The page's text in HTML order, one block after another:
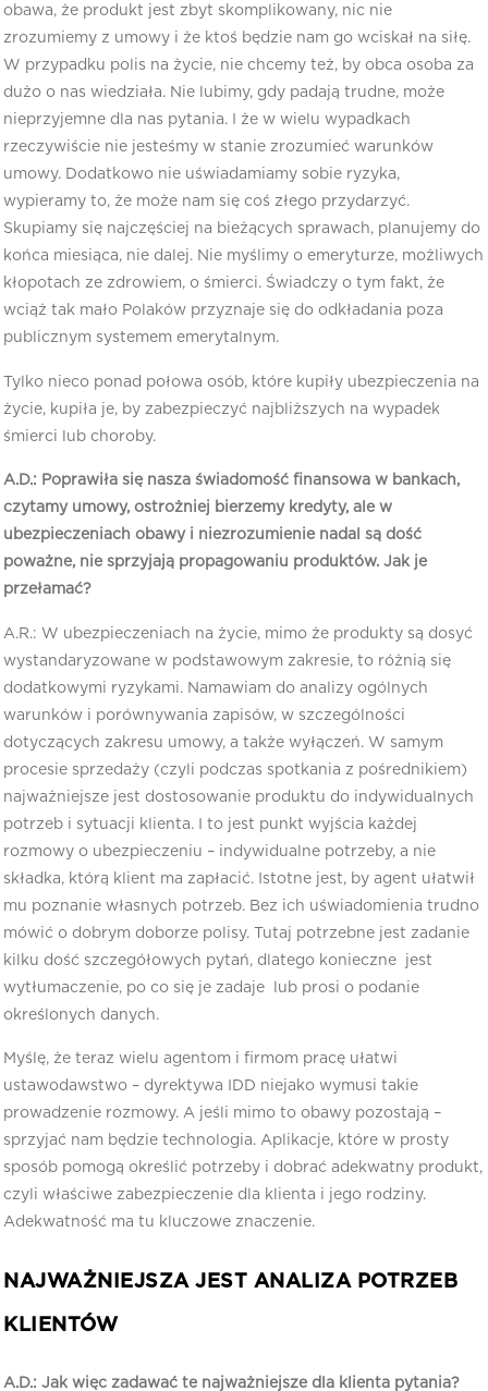
obawa, że produkt jest zbyt skomplikowany, nic nie
zrozumiemy z umowy i że ktoś będzie nam go wciskał na siłę.
W przypadku polis na życie, nie chcemy też, by obca osoba za
dużo o nas wiedziała. Nie lubimy, gdy padają trudne, może
nieprzyjemne dla nas pytania. I że w wielu wypadkach
rzeczywiście nie jesteśmy w stanie zrozumieć warunków
umowy. Dodatkowo nie uświadamiamy sobie ryzyka,
wypieramy to, że może nam się coś złego przydarzyć.
Skupiamy się najczęściej na bieżących sprawach, planujemy do
końca miesiąca, nie dalej. Nie myślimy o emeryturze, możliwych
kłopotach ze zdrowiem, o śmierci. Świadczy o tym fakt, że
wciąż tak mało Polaków przyznaje się do odkładania poza
publicznym systemem emerytalnym.
Tylko nieco ponad połowa osób, które kupiły ubezpieczenia na
życie, kupiła je, by zabezpieczyć najbliższych na wypadek
śmierci lub choroby.
A.D.: Poprawiła się nasza świadomość finansowa w bankach,
czytamy umowy, ostrożniej bierzemy kredyty, ale w
ubezpieczeniach obawy i niezrozumienie nadal są dość
poważne, nie sprzyjają propagowaniu produktów. Jak je
przełamać?
A.R.: W ubezpieczeniach na życie, mimo że produkty są dosyć
wystandaryzowane w podstawowym zakresie, to różnią się
dodatkowymi ryzykami. Namawiam do analizy ogólnych
warunków i porównywania zapisów, w szczególności
dotyczących zakresu umowy, a także wyłączeń. W samym
procesie sprzedaży (czyli podczas spotkania z pośrednikiem)
najważniejsze jest dostosowanie produktu do indywidualnych
potrzeb i sytuacji klienta. I to jest punkt wyjścia każdej
rozmowy o ubezpieczeniu – indywidualne potrzeby, a nie
składka, którą klient ma zapłacić. Istotne jest, by agent ułatwił
mu poznanie własnych potrzeb. Bez ich uświadomienia trudno
mówić o dobrym doborze polisy. Tutaj potrzebne jest zadanie
kilku dość szczegółowych pytań, dlatego konieczne jest
wytłumaczenie, po co się je zadaje lub prosi o podanie
określonych danych.
Myślę, że teraz wielu agentom i firmom pracę ułatwi
ustawodawstwo – dyrektywa IDD niejako wymusi takie
prowadzenie rozmowy. A jeśli mimo to obawy pozostają –
sprzyjać nam będzie technologia. Aplikacje, które w prosty
sposób pomogą określić potrzeby i dobrać adekwatny produkt,
czyli właściwe zabezpieczenie dla klienta i jego rodziny.
Adekwatność ma tu kluczowe znaczenie.
NAJWAŻNIEJSZA JEST ANALIZA POTRZEB
KLIENTÓW
A.D.: Jak więc zadawać te najważniejsze dla klienta pytania?